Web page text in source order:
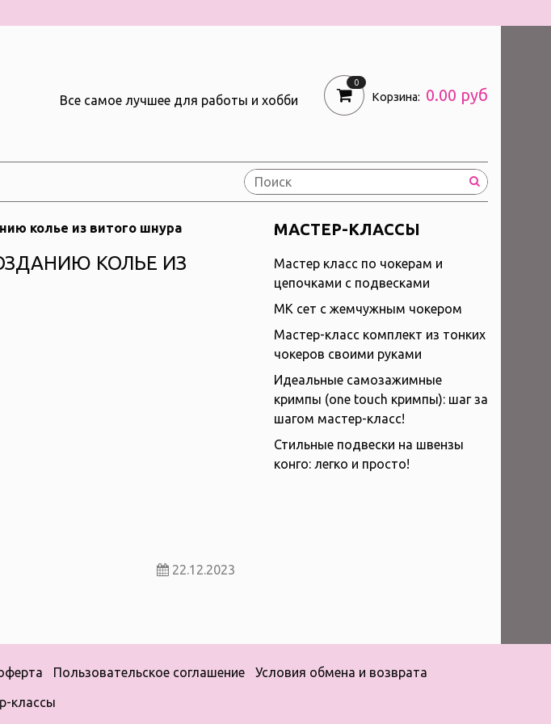
Все самое лучшее для работы и хобби
0
Корзина: 0.00 руб
колье из витого шнура
КОЛЬЕ ИЗ
22.12.2023
МАСТЕР-КЛАССЫ
Мастер класс по чокерам и
цепочками с подвесками
МК сет с жемчужным чокером
Мастер-класс комплект из тонких
чокеров своими руками
Идеальные самозажимные
кримпы (one touch кримпы): шаг за
шагом мастер-класс!
Стильные подвески на швензы
конго: легко и просто!
Пользовательское соглашение Условия обмена и возврата
классы